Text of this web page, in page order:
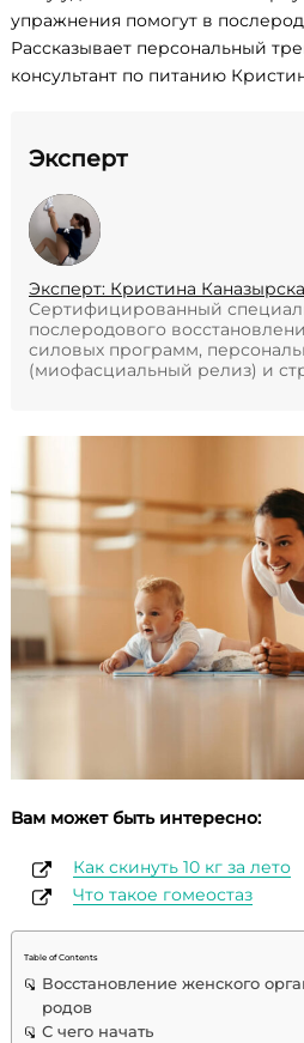
упражнения помогут в
Рассказывает персональный
консультант по питанию
Эксперт
Эксперт: Кристина
Сертифицированный
послеродового
силовых программ,
(миофасциальный релиз) и
Вам может быть интересно:
Как скинуть 10 кг за лето
Что такое гомеостаз
Table of Contents
Восстановление женского
родов
С чего начать